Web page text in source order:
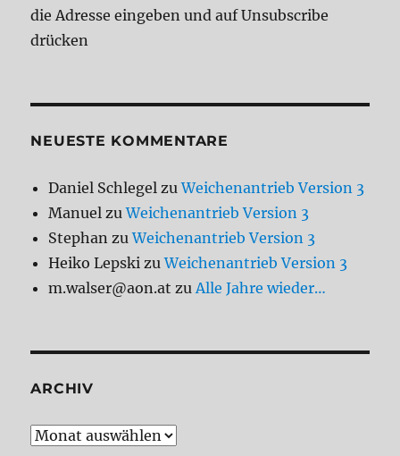
die Adresse eingeben und auf Unsubscribe
drücken
NEUESTE KOMMENTARE
Daniel Schlegel zuWeichenantrieb Version 3
Manuel zuWeichenantrieb Version 3
Stephan zuWeichenantrieb Version 3
Heiko Lepski zuWeichenantrieb Version 3
m.walser@aon.at zu Alle Jahre wieder…
ARCHIV
Archiv